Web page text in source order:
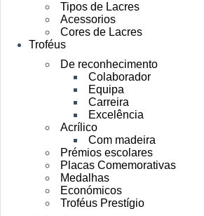
Tipos de Lacres
Acessorios
Cores de Lacres
Troféus
De reconhecimento
Colaborador
Equipa
Carreira
Excelência
Acrílico
Com madeira
Prémios escolares
Placas Comemorativas
Medalhas
Económicos
Troféus Prestígio